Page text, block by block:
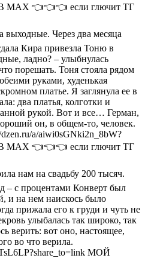
МАХ 👈👈👈 если глючит ТГ
выходные. Через два месяца
Кира привезла Тоню в
ладно? – улыбнулась
порешать. Тоня стояла рядом
руками, худенькая
платье. Я заглянула ее в
два платья, колготки и
рукой. Вот и все… Герман,
он, в общем-то, человек.
a/aiwi0sGNki2n_8bW?
МАХ 👈👈👈 если глючит ТГ
нам на свадьбу 200 тысяч.
– с процентами Конверт был
и на нем наискось было
прижала его к груди и чуть не
улыбалась так широко, так
верить: вот оно, настоящее,
во что верила.
МОЙ